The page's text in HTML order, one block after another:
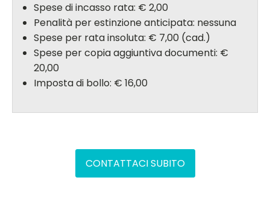
Spese di incasso rata: € 2,00
Penalità per estinzione anticipata: nessuna
Spese per rata insoluta: € 7,00 (cad.)
Spese per copia aggiuntiva documenti: €
20,00
Imposta di bollo: € 16,00
CONTATTACI SUBITO